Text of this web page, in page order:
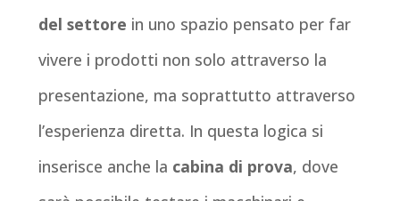
del settore in uno spazio pensato per far
vivere i prodotti non solo attraverso la
presentazione, ma soprattutto attraverso
l’esperienza diretta. In questa logica si
inserisce anche la cabina di prova, dove